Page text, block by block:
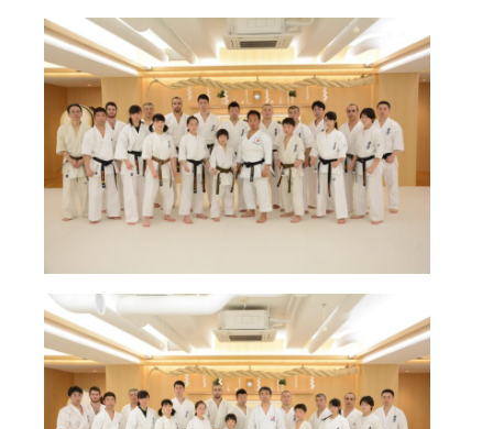
極真会館の概要
役員紹介
各委員会紹介
国際空手道連盟について
お知らせ
本部からのお知らせ
公式大会
公式記録
試合規則
入門のご案内